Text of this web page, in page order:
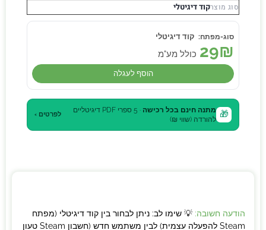
סוג מוצרקוד דיגיטלי
קוד דיגיטלי
29₪ כולל מע"מ
הוסף לעגלה
🎁 מתנה חינם בכל רכישה
· 5 ספרי PDF דיגיטליים
להורדה (שווי ₪)
לפרטים ›
הודעה חשובה: 💡 שימו לב: ניתן לבחור בין קוד דיגיטלי (מפתח
Steam להפעלה עצמית) לבין משתמש חדש (חשבון Steam טעון